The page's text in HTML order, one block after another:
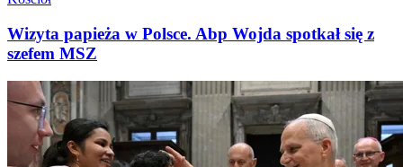
Wizyta papieża w Polsce. Abp Wojda spotkał się z
szefem MSZ